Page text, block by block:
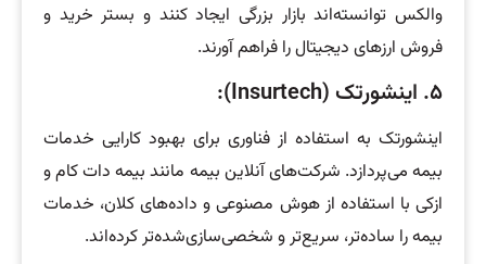
والکس توانسته‌اند بازار بزرگی ایجاد کنند و بستر خرید و
فروش ارزهای دیجیتال را فراهم آورند.
۵. اینشورتک (Insurtech):
اینشورتک به استفاده از فناوری برای بهبود کارایی خدمات
بیمه می‌پردازد. شرکت‌های آنلاین بیمه مانند بیمه دات کام و
ازکی با استفاده از هوش مصنوعی و داده‌های کلان، خدمات
بیمه را ساده‌تر، سریع‌تر و شخصی‌سازی‌شده‌تر کرده‌اند.